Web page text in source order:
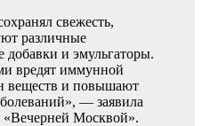
свежесть,
различные
добавки и эмульгаторы.
вредят иммунной
веществ и повышают
— заявила
«Вечерней Москвой».